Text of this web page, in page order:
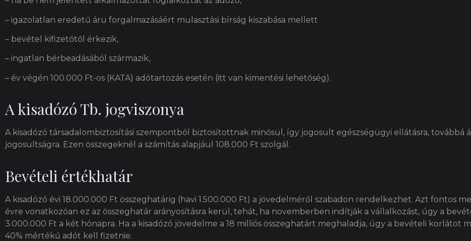
– igazolatlan eredetű áru forgalmazásáért mulasztási bírság kiszabása mellett
– bevétel kifizetőtől érkezik,
– ingatlan bérbeadásából származik,
– év végén 100.000 Ft-os (KATA) adótartozás esetén (itt van kimentési lehetőség).
A kisadózó Tb. jogviszonya
A kisadózó társadalombiztosítási szempontból biztosítottnak minősül, így jogosult egészségügyi ellátásra, továbbá
jogosultságra. Ezen összegeknél a számítás alapjául 108.000 Ft szolgál.
Bevételi értékhatár
A kisadózó évi 18.000.000 Ft összeghatárig (havi 1.500.000 Ft) a jövedelméről szabadon rendelkezhet. Azt fontos
évre vonatkozóan ez az összeghatár arányosításra kerül, tehát, ha novemberben indítják a vállalkozást, úgy a
3.000.000 Ft a két hónapra. Ha a kisadózó jövedelme a 18 milliós összeghatárt meghaladja, úgy a bevételi korlátot
40% mértékű adót kell fizetnie.